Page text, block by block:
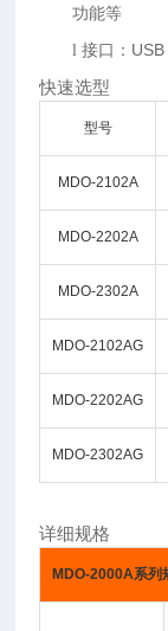
功能等
l接口： USB
快速选型
型号
MDO-2102A
MDO-2202A
MDO-2302A
MDO-2102AG
MDO-2202AG
MDO-2302AG
详细规格
MDO-2000A系列